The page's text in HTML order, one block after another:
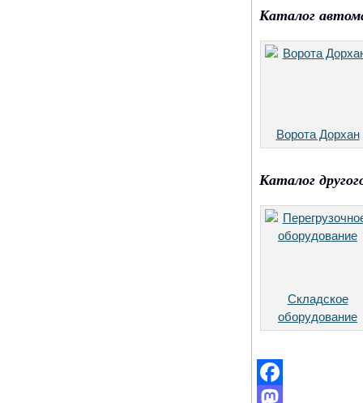
Каталог
Ворота Дорхан
Каталог
Складское
оборудование
Facebook